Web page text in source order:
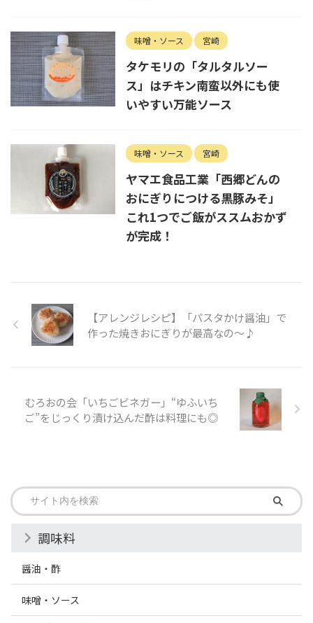
味噌・ソース 宮崎
タケモリの「タルタルソー
ス」はチキン南蛮以外にも使
いやすい万能ソース
味噌・ソース 宮崎
ヤマエ食品工業「西郷どんの
おにぎりにつける黒豚みそ」
これ1つでご飯がススムおかず
が完成！
【アレンジレシピ】「パスタかけ醤油」で
作った焼きおにぎりが最高なの～♪
むろおの会「いちごビネガー」“ゆふいち
ご”をじっくり漬け込んだ酢は料理にも◎
調味料
醤油・酢
味噌・ソース